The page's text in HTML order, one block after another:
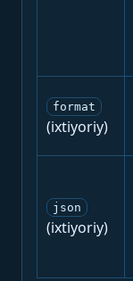
format
(ixtiyoriy)
json
(ixtiyoriy)